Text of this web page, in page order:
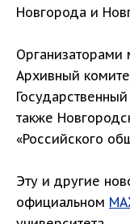
Новгорода и
Организаторами
Архивный
также
«Российского
Эту и другие
официальном